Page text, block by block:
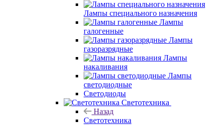
Лампы специального назначения
Лампы
галогенные
Лампы
газоразрядные
Лампы
накаливания
Лампы
светодиодные
Светодиоды
Светотехника
Назад
Светотехника